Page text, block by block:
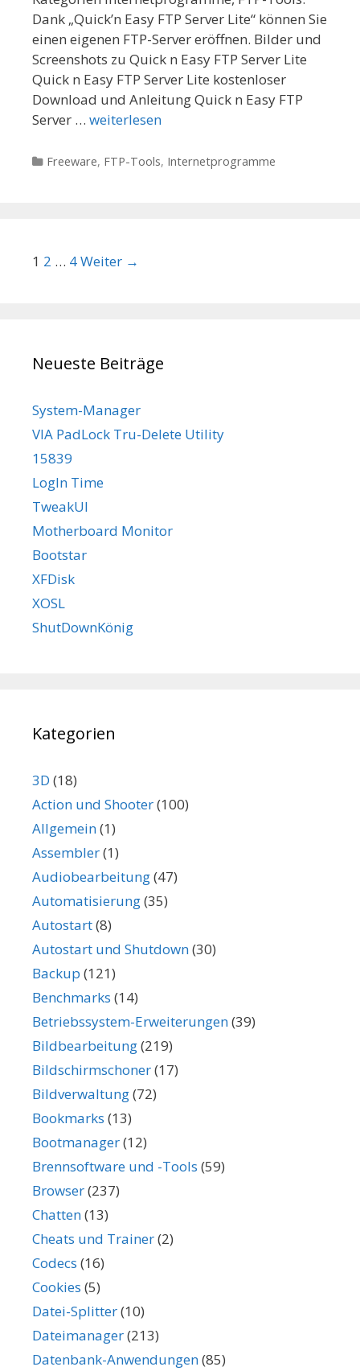
Dank „Quick’n Easy FTP Server Lite“ können Sie
einen eigenen FTP-Server eröffnen. Bilder und
Screenshots zu Quick n Easy FTP Server Lite
Quick n Easy FTP Server Lite kostenloser
Download und Anleitung Quick n Easy FTP
Server … weiterlesen
Kategorien
Freeware, FTP-Tools, Internetprogramme
Beitrags-Navigation
1 2 … 4Weiter →
Neueste Beiträge
System-Manager
VIA PadLock Tru-Delete Utility
15839
LogIn Time
TweakUI
Motherboard Monitor
Bootstar
XFDisk
XOSL
ShutDownKönig
Kategorien
3D (18)
Action und Shooter(100)
Allgemein(1)
Assembler(1)
Audiobearbeitung(47)
Automatisierung(35)
Autostart(8)
Autostart und Shutdown(30)
Backup (121)
Benchmarks (14)
Betriebssystem-Erweiterungen(39)
Bildbearbeitung(219)
Bildschirmschoner(17)
Bildverwaltung(72)
Bookmarks (13)
Bootmanager(12)
Brennsoftware und -Tools (59)
Browser(237)
Chatten(13)
Cheats und Trainer(2)
Codecs (16)
Cookies (5)
Datei-Splitter(10)
Dateimanager(213)
Datenbank-Anwendungen(85)